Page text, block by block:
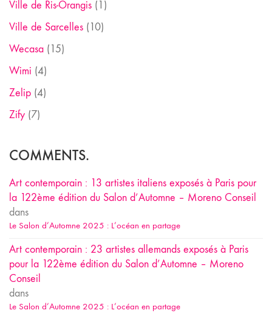
Ville de Ris-Orangis (1)
Ville de Sarcelles (10)
Wecasa (15)
Wimi (4)
Zelip (4)
Zify (7)
COMMENTS.
Art contemporain : 13 artistes italiens exposés à Paris pour
la 122ème édition du Salon d’Automne – Moreno Conseil
dans
Le Salon d’Automne 2025 : L’océan en partage
Art contemporain : 23 artistes allemands exposés à Paris
pour la 122ème édition du Salon d’Automne – Moreno
Conseil
dans
Le Salon d’Automne 2025 : L’océan en partage